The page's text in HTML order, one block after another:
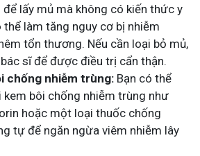
lấy mủ mà không có kiến thức y
thể làm tăng nguy cơ bị nhiễm
tổn thương. Nếu cần loại bỏ mủ,
sĩ để được điều trị cẩn thận.
chống nhiễm trùng: Bạn có thể
bôi chống nhiễm trùng như
hoặc một loại thuốc chống
tự để ngăn ngừa viêm nhiễm lây